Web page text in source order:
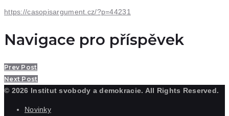
https://casopisargument.cz/?p=44231
Navigace pro příspěvek
Prev Post
Next Post
© 2026 Institut svobody a demokracie. All Rights Reserved.
Novinky